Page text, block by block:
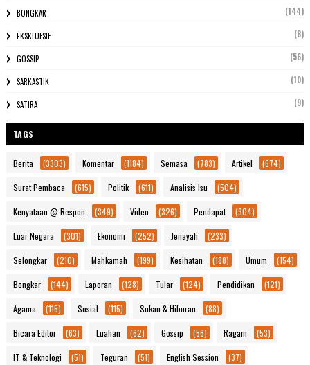
BONGKAR (144)
EKSKLUFSIF (8)
GOSSIP (56)
SARKASTIK (10)
SATIRA (9)
TAGS
Berita (3303) Komentar (1184) Semasa (783) Artikel (674)
Surat Pembaca (615) Politik (611) Analisis Isu (504)
Kenyataan @ Respon (349) Video (326) Pendapat (304)
Luar Negara (301) Ekonomi (252) Jenayah (233)
Selongkar (210) Mahkamah (199) Kesihatan (188) Umum (154)
Bongkar (144) Laporan (128) Tular (124) Pendidikan (121)
Agama (115) Sosial (115) Sukan & Hiburan (88)
Bicara Editor (63) Luahan (62) Gossip (56) Ragam (53)
IT & Teknologi (51) Teguran (51) English Session (37)